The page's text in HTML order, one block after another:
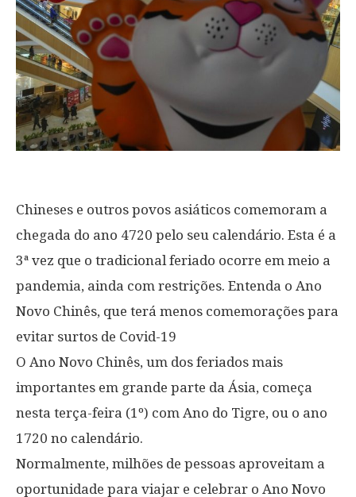
Chineses e outros povos asiáticos comemoram a
chegada do ano 4720 pelo seu calendário. Esta é a
3ª vez que o tradicional feriado ocorre em meio a
pandemia, ainda com restrições. Entenda o Ano
Novo Chinês, que terá menos comemorações para
evitar surtos de Covid-19
O Ano Novo Chinês, um dos feriados mais
importantes em grande parte da Ásia, começa
nesta terça-feira (1º) com Ano do Tigre, ou o ano
1720 no calendário.
Normalmente, milhões de pessoas aproveitam a
oportunidade para viajar e celebrar o Ano Novo